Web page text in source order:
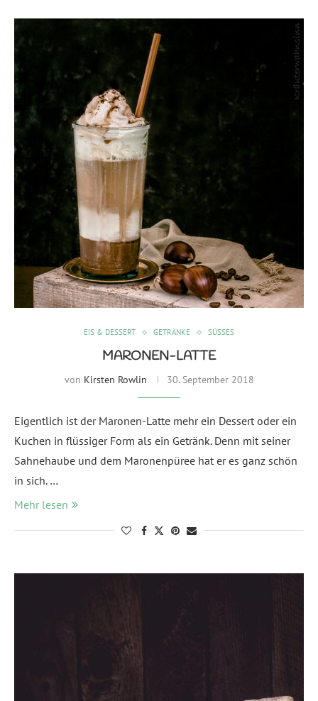
EIS & DESSERT GETRÄNKE SÜSSES
MARONEN-LATTE
von Kirsten Rowlin 30. September 2018
Eigentlich ist der Maronen-Latte mehr ein Dessert oder ein
Kuchen in flüssiger Form als ein Getränk. Denn mit seiner
Sahnehaube und dem Maronenpüree hat er es ganz schön
in sich. …
Mehr lesen